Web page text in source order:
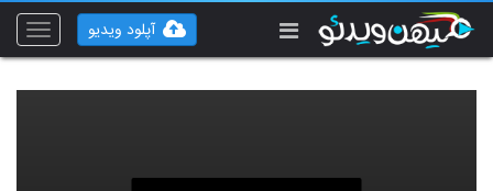
Toggle
آپلود ویدیو